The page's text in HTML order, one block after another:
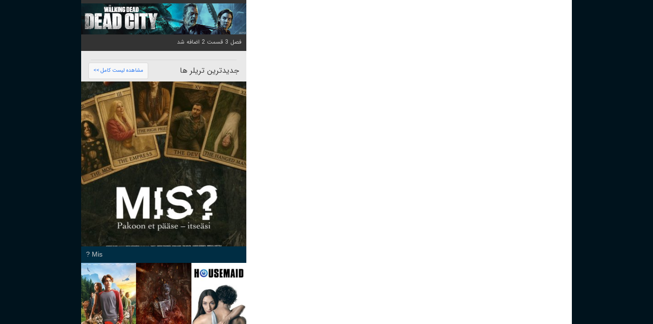
فصل 3 قسمت 2 اضافه شد
جدیدترین تریلر ها مشاهده لیست کامل >>
Mis ?